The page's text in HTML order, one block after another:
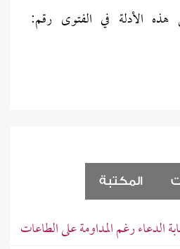
الأدلة في الفتوى رقم:
المكتبة
رغم المداومة على الطاعات